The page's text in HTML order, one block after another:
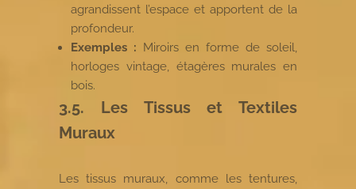
agrandissent l’espace et apportent de la
profondeur.
Exemples : Miroirs en forme de soleil,
horloges vintage, étagères murales en
bois.
3.5. Les Tissus et Textiles
Muraux
Les tissus muraux, comme les tentures,